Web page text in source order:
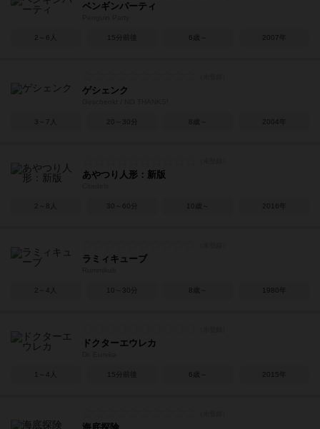
ペンギンパーティ
2～6人 15分前後 6歳～ 2007年
ゲシェンク
3～7人 20～30分 8歳～ 2004年
あやつり人形：新版
2～8人 30～60分 10歳～ 2016年
ラミィキューブ
2～4人 10～30分 8歳～ 1980年
ドクターエウレカ
1～4人 15分前後 6歳～ 2015年